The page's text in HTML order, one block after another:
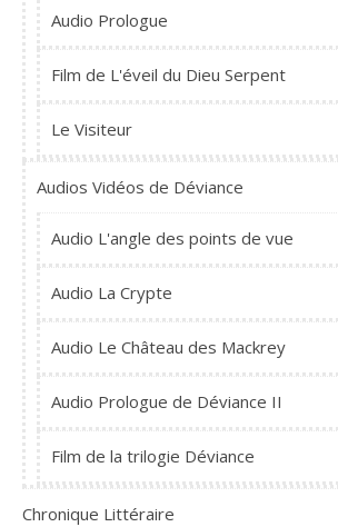
Audio Prologue
Film de L'éveil du Dieu Serpent
Le Visiteur
Audios Vidéos de Déviance
Audio L'angle des points de vue
Audio La Crypte
Audio Le Château des Mackrey
Audio Prologue de Déviance II
Film de la trilogie Déviance
Chronique Littéraire